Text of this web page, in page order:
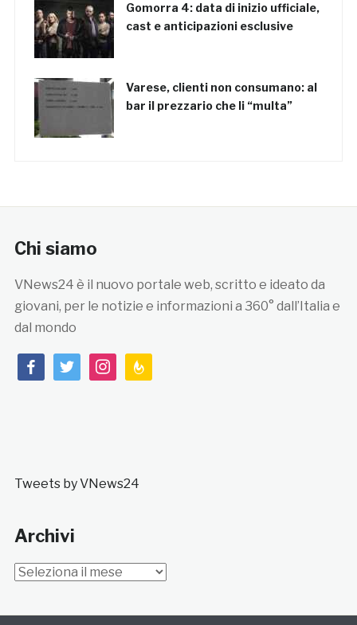
Gomorra 4: data di inizio ufficiale,
cast e anticipazioni esclusive
Varese, clienti non consumano: al
bar il prezzario che li “multa”
Chi siamo
VNews24 è il nuovo portale web, scritto e ideato da
giovani, per le notizie e informazioni a 360° dall’Italia e
dal mondo
facebooktwitterinstagramfeedburner
Tweets by VNews24
Archivi
Archivi